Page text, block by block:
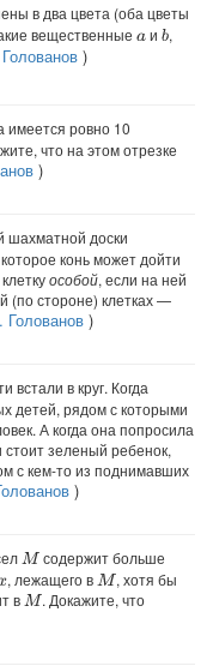
в два цвета (оба цветы
вещественные aи b,
)
имеется ровно 10
что на этом отрезке
)
шахматной доски
конь может дойти
особой, если на ней
(по стороне) клетках —
Голованов )
встали в круг. Когда
детей, рядом с которыми
А когда она попросила
зеленый ребенок,
с кем-то из поднимавших
)
M содержит больше
, лежащего вM , хотя бы
вM . Докажите, что